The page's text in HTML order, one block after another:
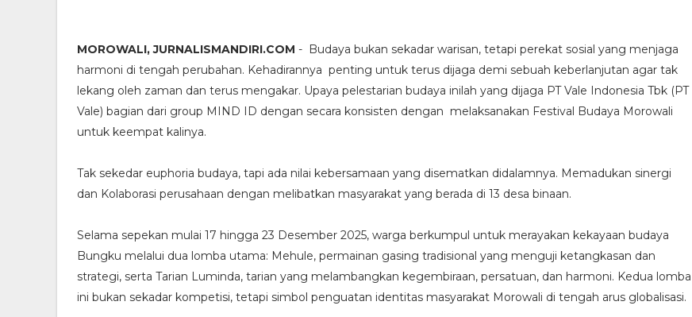
MOROWALI, JURNALISMANDIRI.COM - Budaya bukan sekadar warisan, tetapi perekat sosial yang menjaga
harmoni di tengah perubahan. Kehadirannya penting untuk terus dijaga demi sebuah keberlanjutan agar tak
lekang oleh zaman dan terus mengakar. Upaya pelestarian budaya inilah yang dijaga PT Vale Indonesia Tbk (PT
Vale) bagian dari group MIND ID dengan secara konsisten dengan melaksanakan Festival Budaya Morowali
untuk keempat kalinya.
Tak sekedar euphoria budaya, tapi ada nilai kebersamaan yang disematkan didalamnya. Memadukan sinergi
dan Kolaborasi perusahaan dengan melibatkan masyarakat yang berada di 13 desa binaan.
Selama sepekan mulai 17 hingga 23 Desember 2025, warga berkumpul untuk merayakan kekayaan budaya
Bungku melalui dua lomba utama: Mehule, permainan gasing tradisional yang menguji ketangkasan dan
strategi, serta Tarian Luminda, tarian yang melambangkan kegembiraan, persatuan, dan harmoni. Kedua lomba
ini bukan sekadar kompetisi, tetapi simbol penguatan identitas masyarakat Morowali di tengah arus globalisasi.